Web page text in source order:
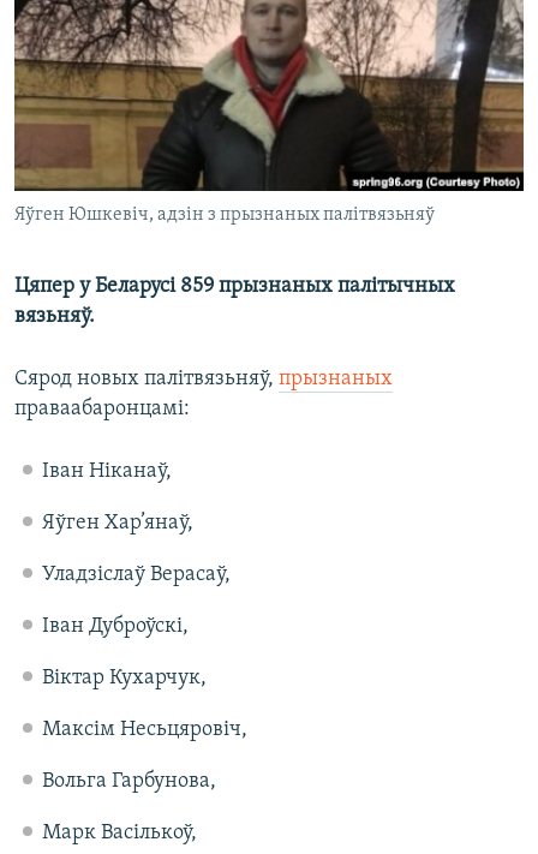
КУЛЬТУРА
КАЛЯНДАР
МОВА
НА ХВАЛЯХ СВАБОДЫ
Яўген Юшкевіч, адзін з прызнаных палітвязьняў
Цяпер у Беларусі 859 прызнаных палітычных
вязьняў.
Сярод новых палітвязьняў, прызнаных
праваабаронцамі:
Іван Ніканаў,
Яўген Хар’янаў,
Уладзіслаў Верасаў,
Іван Дуброўскі,
Віктар Кухарчук,
Максім Несьцяровіч,
Вольга Гарбунова,
Марк Васількоў,